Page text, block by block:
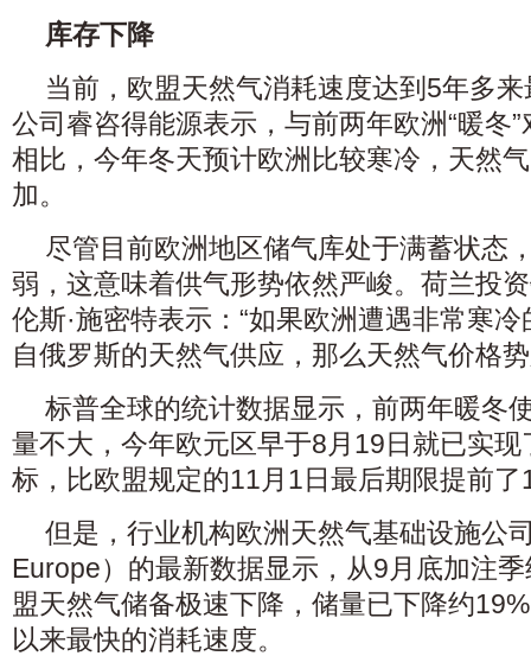
库存下降
当前，欧盟天然气消耗速度达到5年多
公司睿咨得能源表示，与前两年欧洲“暖冬
相比，今年冬天预计欧洲比较寒冷，天然
加。
尽管目前欧洲地区储气库处于满蓄状态
弱，这意味着供气形势依然严峻。荷兰投
伦斯·施密特表示：“如果欧洲遭遇非常寒
自俄罗斯的天然气供应，那么天然气价格
标普全球的统计数据显示，前两年暖冬
量不大，今年欧元区早于8月19日就已实
标，比欧盟规定的11月1日最后期限提前了
但是，行业机构欧洲天然气基础设施公
Europe）的最新数据显示，从9月底加注
盟天然气储备极速下降，储量已下降约
以来最快的消耗速度。